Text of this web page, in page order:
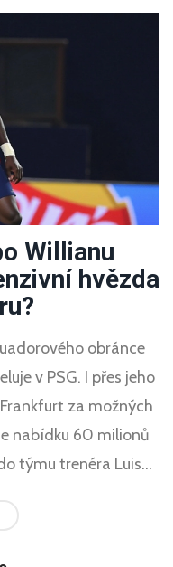
Willianu
hvězda
obránce
v PSG. I přes jeho
za možných
nabídku 60 milionů
týmu trenéra Luise
vidí Pacha jako